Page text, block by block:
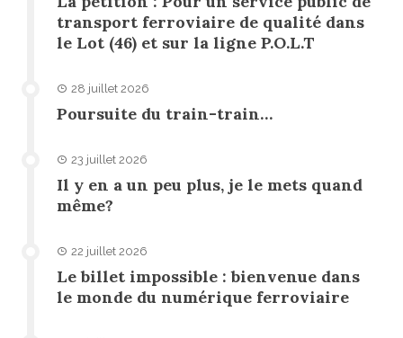
transport ferroviaire de qualité dans
le Lot (46) et sur la ligne P.O.L.T
28 juillet 2026
Poursuite du train-train…
23 juillet 2026
Il y en a un peu plus, je le mets quand
même?
22 juillet 2026
Le billet impossible : bienvenue dans
le monde du numérique ferroviaire